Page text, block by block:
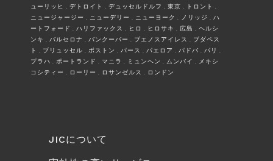
ューリッヒ . デトロイト . デュッセルドルフ . 東京 . トロント .
ニュージャージー . ニューデリー . ニューヨーク . ノリッジ . ハ
ートフォード . ハリファックス . ヒロ . ヒロサキ . 広島 . ヘルシ
ンキ . バルセロナ . バンクーバー . ブエノスアイレス . ブダペス
ト . ブリュッセル . ボストン . パース . パエロア . パドバ . パリ .
プラハ . ポートランド . マニラ . ミュンヘン . ムンバイ . メキシ
コシティー . ローリー . ロサンゼルス . ロンドン
JICについて